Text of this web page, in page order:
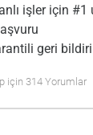
işler için #1
geri
için 314 Yorumlar